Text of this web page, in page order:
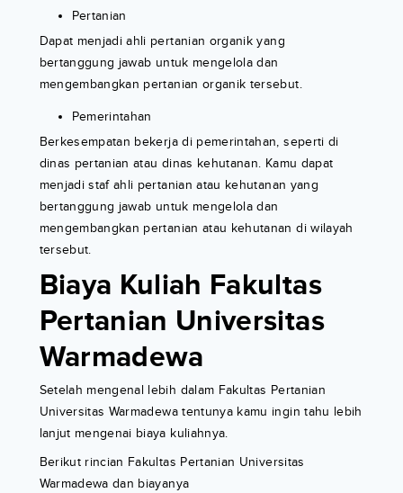
Pertanian
Dapat menjadi ahli pertanian organik yang
bertanggung jawab untuk mengelola dan
mengembangkan pertanian organik tersebut.
Pemerintahan
Berkesempatan bekerja di pemerintahan, seperti di
dinas pertanian atau dinas kehutanan. Kamu dapat
menjadi staf ahli pertanian atau kehutanan yang
bertanggung jawab untuk mengelola dan
mengembangkan pertanian atau kehutanan di wilayah
tersebut.
Biaya Kuliah Fakultas
Pertanian Universitas
Warmadewa
Setelah mengenal lebih dalam Fakultas Pertanian
Universitas Warmadewa tentunya kamu ingin tahu lebih
lanjut mengenai biaya kuliahnya.
Berikut rincian Fakultas Pertanian Universitas
Warmadewa dan biayanya